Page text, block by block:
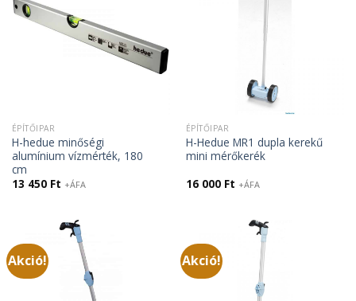
ÉPÍTŐIPAR
H-hedue minőségi
alumínium vízmérték, 180
cm
13 450 Ft +ÁFA
ÉPÍTŐIPAR
H-Hedue MR1 dupla kerekű
mini mérőkerék
16 000 Ft +ÁFA
Akció! Akció!